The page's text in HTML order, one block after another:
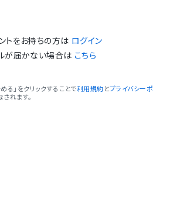
トをお持ちの方は ログイン
が届かない場合は こちら
る」をクリックすることで利用規約 とプライバシーポ
れます。